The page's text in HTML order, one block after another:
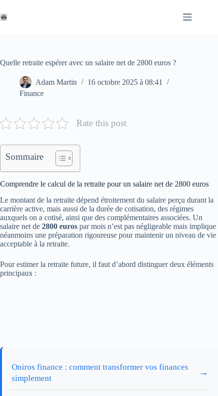
au
contenu
Quelle retraite espérer avec un salaire net de 2800 euros ?
Adam Martin
16 octobre 2025 à 08:41
Finance
Rate this post
Sommaire
Comprendre le calcul de la retraite pour un salaire net de 2800 euros
Le montant de la retraite dépend étroitement du salaire perçu durant la
carrière active, mais aussi de la durée de cotisation, des régimes
auxquels on a cotisé, ainsi que des complémentaires associées. Un
salaire net de 2800 euros par mois n’est pas négligeable mais implique
néanmoins une préparation rigoureuse pour maintenir un niveau de vie
acceptable à la retraite.
Pour estimer la retraite future, il faut d’abord distinguer deux éléments
principaux :
Oniros finance : comment transformer vos finances
simplement
→